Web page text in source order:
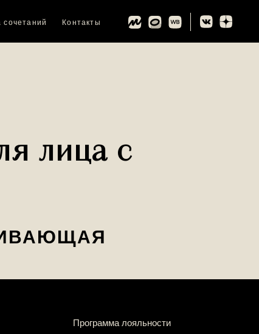
сочетаний Контакты
лица с
Программа лояльности